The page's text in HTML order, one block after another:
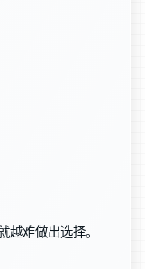
难做出选择。